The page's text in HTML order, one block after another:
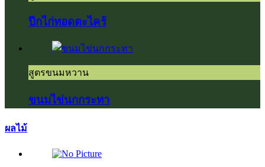
ปีกไก่ทอดตะไคร้
สูตรขนมหวาน
ขนมไข่นกกระทา
ผลไม้